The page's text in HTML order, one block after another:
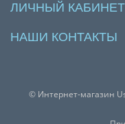
ЛИЧНЫЙ КАБИНЕТ
НАШИ КОНТАКТЫ
© Интернет-магазин